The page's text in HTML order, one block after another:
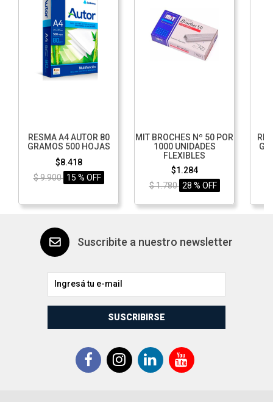
RESMA A4 AUTOR 80
GRAMOS 500 HOJAS
$8.418
$ 9.900 15 % OFF
MIT BROCHES Nº 50 POR
1000 UNIDADES
FLEXIBLES
$1.284
$ 1.780 28 % OFF
Suscribite a nuestro newsletter
SUSCRIBIRSE